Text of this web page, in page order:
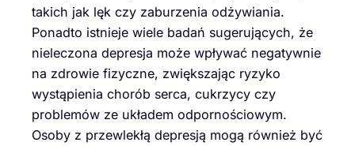
takich jak lęk czy zaburzenia odżywiania.
Ponadto istnieje wiele badań sugerujących, że
nieleczona depresja może wpływać negatywnie
na zdrowie fizyczne, zwiększając ryzyko
wystąpienia chorób serca, cukrzycy czy
problemów ze układem odpornościowym.
Osoby z przewlekłą depresją mogą również być